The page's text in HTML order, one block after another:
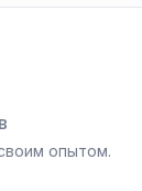
опытом.